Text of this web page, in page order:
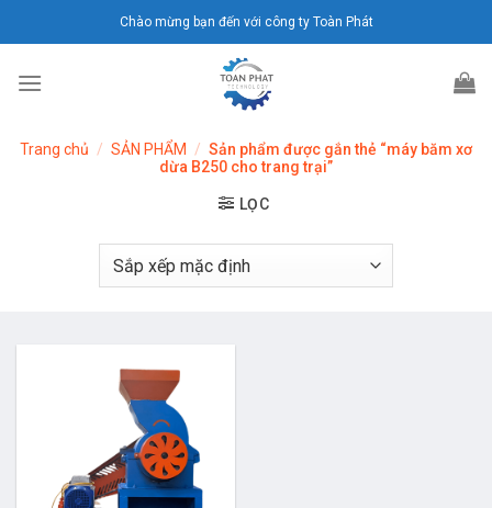
đến
dung
Chào mừng bạn đến với công ty Toàn Phát
Trang chủ / SẢN PHẨM / Sản phẩm được gắn thẻ “máy băm xơ
dừa B250 cho trang trại”
LỌC